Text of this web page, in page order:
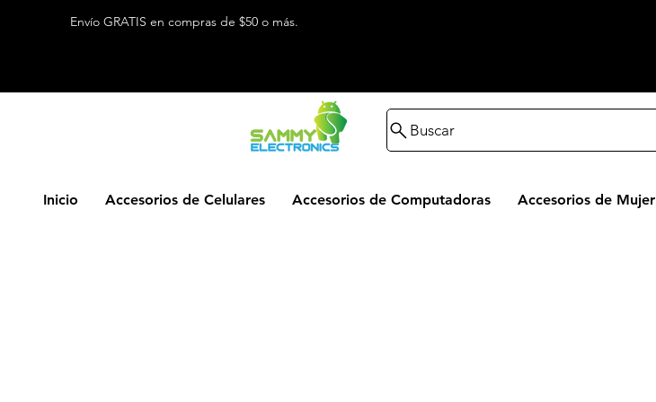
Envío GRATIS en compras de $50 o más.
Buscar
Inicio Accesorios de Celulares Accesorios de Computadoras Accesorios de Mujer